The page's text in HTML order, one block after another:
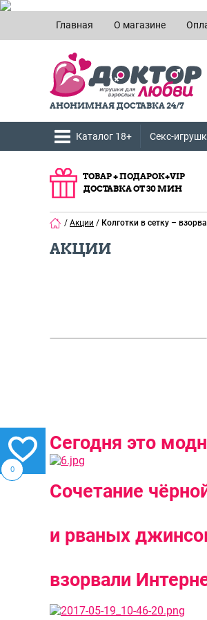
Главная О магазине
АНОНИМНАЯ ДОСТАВКА 24/7
Каталог 18+ Секс-
ТОВАР + ПОДАРОК+VIP
ДОСТАВКА ОТ 30 МИН
/ Акции / Колготки в сетку –
АКЦИИ
Сегодня это
Сочетание
и рваных
взорвали
0